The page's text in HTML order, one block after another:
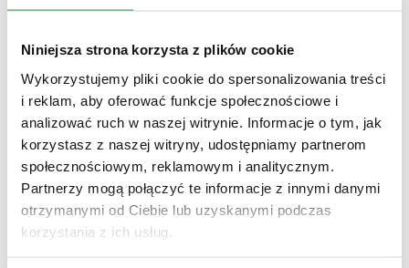
Niniejsza strona korzysta z plików cookie
Wykorzystujemy pliki cookie do spersonalizowania treści
i reklam, aby oferować funkcje społecznościowe i
analizować ruch w naszej witrynie. Informacje o tym, jak
korzystasz z naszej witryny, udostępniamy partnerom
społecznościowym, reklamowym i analitycznym.
Partnerzy mogą połączyć te informacje z innymi danymi
otrzymanymi od Ciebie lub uzyskanymi podczas
korzystania z ich usług.